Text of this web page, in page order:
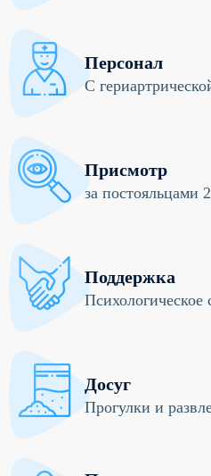
Персонал
С
Присмотр
за постояльцами
Поддержка
Психологическое
Досуг
Прогулки и